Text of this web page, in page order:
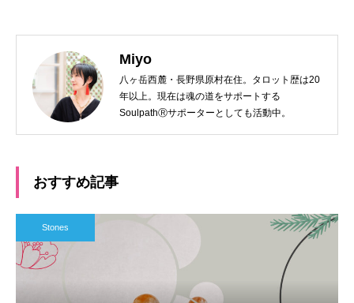
Miyo
八ヶ岳西麓・長野県原村在住。タロット歴は20
年以上。現在は魂の道をサポートする
SoulpathⓇサポーターとしても活動中。
おすすめ記事
Stones